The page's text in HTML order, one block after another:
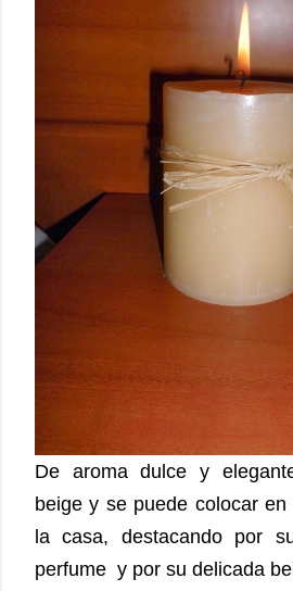
De aroma dulce y
beige y se puede colocar
la casa, destacando por
perfume y por su delicada